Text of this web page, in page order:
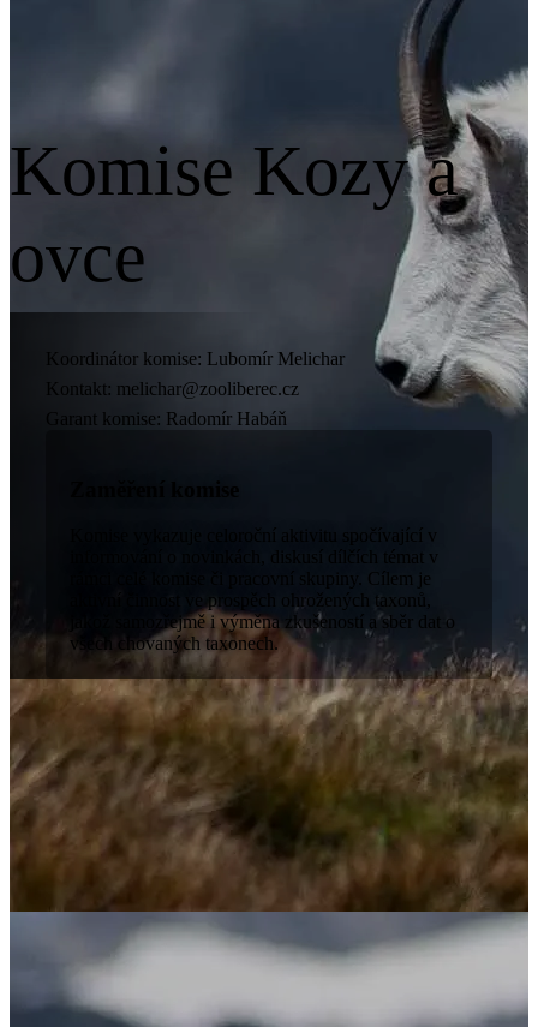
Komise Kozy a
ovce
Koordinátor komise: Lubomír Melichar
Kontakt: melichar@zooliberec.cz
Garant komise: Radomír Habáň
Zaměření komise
Komise vykazuje celoroční aktivitu spočívající v
informování o novinkách, diskusí dílčích témat v
rámci celé komise či pracovní skupiny. Cílem je
aktivní činnost ve prospěch ohrožených taxonů,
jakož samozřejmě i výměna zkušeností a sběr dat o
všech chovaných taxonech.